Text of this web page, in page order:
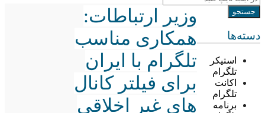
دسته‌ها
استیکر
تلگرام
اکانت
تلگرام
برنامه
وزیر ارتباطات:
همکاری مناسب
تلگرام با ایران
برای فیلتر کانال
های غیر اخلاقی